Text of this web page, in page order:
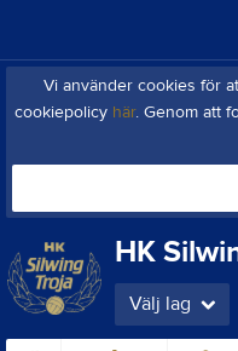
Vi använder cookies för
cookiepolicy här. Genom att
HK
Välj lag